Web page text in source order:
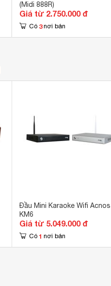
(Midi 888R)
Giá từ 2.750.000 đ
Có 3 nơi bán
Đầu Mini Karaoke Wifi Acnos
KM6
Giá từ 5.049.000 đ
Có 1 nơi bán